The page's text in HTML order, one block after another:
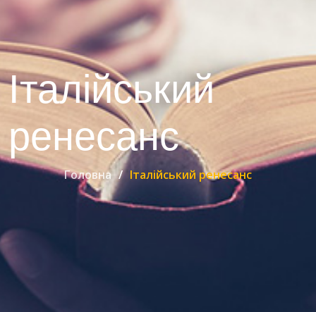
Італійський
ренесанс
Головна Італійський ренесанс